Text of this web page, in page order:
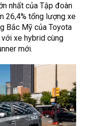
nhất của Tập đoàn
26,4% tổng lượng xe
Bắc Mỹ của Toyota
xe hybrid cùng
mới.